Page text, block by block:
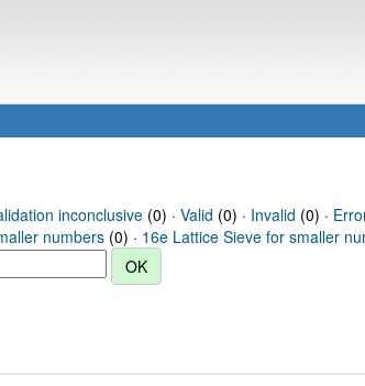
inconclusive(0) · Valid (0) · Invalid (0) ·
numbers (0) · 16e Lattice Sieve for smaller